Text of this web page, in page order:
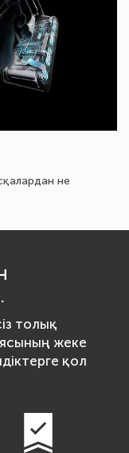
не
толық
жеке
қол